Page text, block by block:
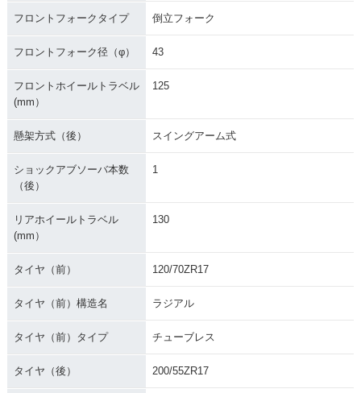
フロントフォークタイプ 倒立フォーク
フロントフォーク径（φ） 43
フロントホイールトラベル
(mm）
125
懸架方式（後） スイングアーム式
ショックアブソーバ本数
（後）
1
リアホイールトラベル
(mm）
130
タイヤ（前） 120/70ZR17
タイヤ（前）構造名 ラジアル
タイヤ（前）タイプ チューブレス
タイヤ（後） 200/55ZR17